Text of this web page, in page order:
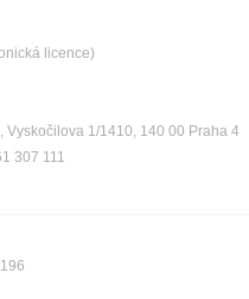
licence)
Vyskočilova 1/1410, 140 00 Praha 4
307 111